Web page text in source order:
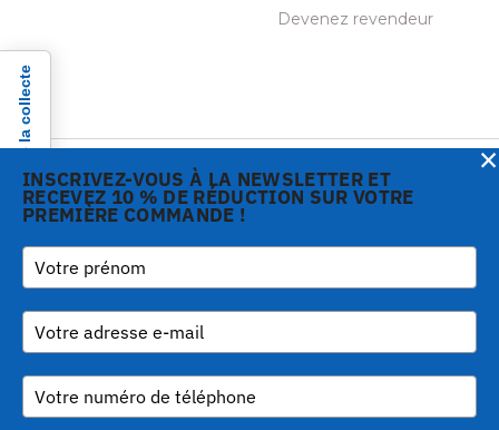
Devenez revendeur
Copyright © 2026 Gi.Metal
srl - VAT no. 01888690979
Via Croce Rossa 1/C - 51037
Montale PT
Téléphone:+39 0573
inform@gimetal.it
UI v. 0.0.240 prod
Notification lors de la collecteINSCRIVEZ-VOUS À LA NEWSLETTER ET
RECEVEZ 10 % DE RÉDUCTION SUR VOTRE
PREMIÈRE COMMANDE !
×